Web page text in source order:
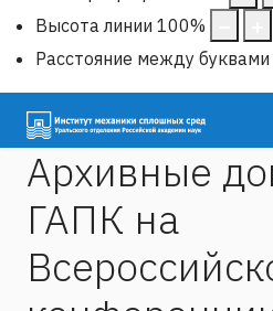
Высота линии 100%
Расстояние между буквами
Архивные
ГАПК на